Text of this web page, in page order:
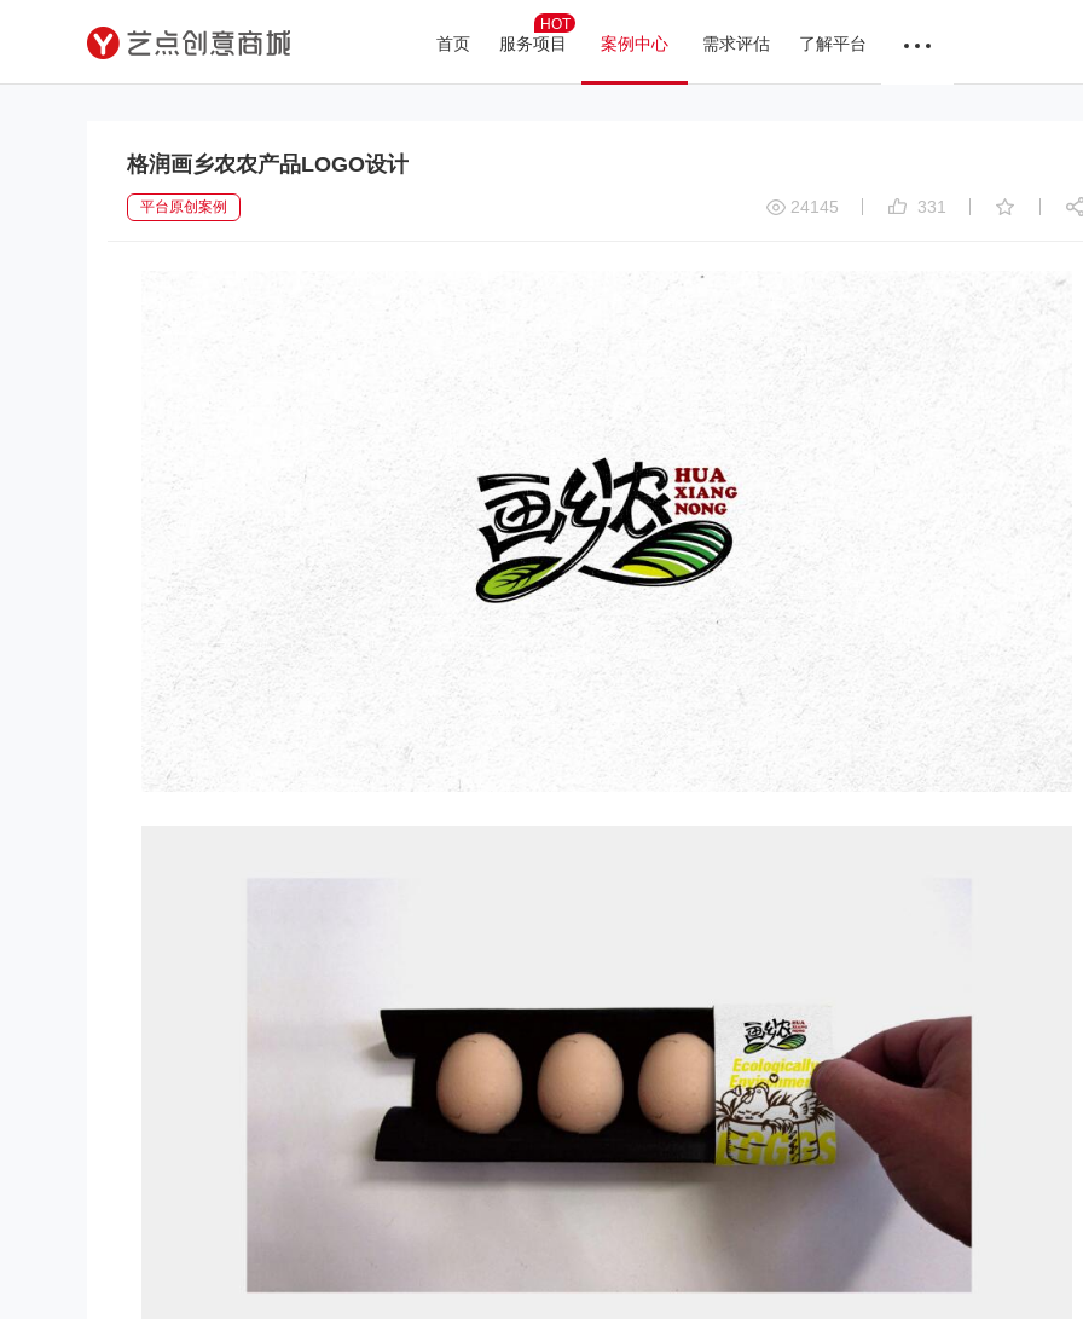
首页 服务项目
HOT
案例中心 需求评估 了解平台
格润画乡农农产品LOGO设计
平台原创案例 24145 331